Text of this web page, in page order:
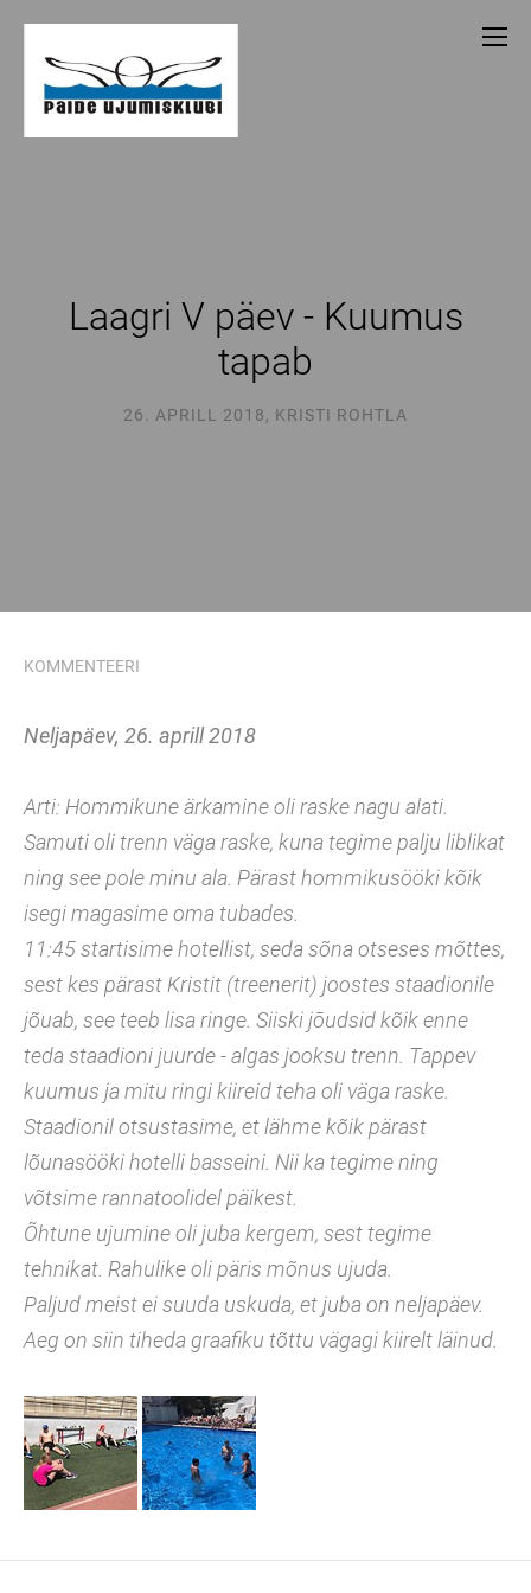
Laagri V päev - Kuumus
tapab
26. APRILL 2018, KRISTI ROHTLA
KOMMENTEERI
Neljapäev, 26. aprill 2018
Arti: Hommikune ärkamine oli raske nagu alati.
Samuti oli trenn väga raske, kuna tegime palju liblikat
ning see pole minu ala. Pärast hommikusööki kõik
isegi magasime oma tubades.
11:45 startisime hotellist, seda sõna otseses mõttes,
sest kes pärast Kristit (treenerit) joostes staadionile
jõuab, see teeb lisa ringe. Siiski jōudsid kõik enne
teda staadioni juurde - algas jooksu trenn. Tappev
kuumus ja mitu ringi kiireid teha oli väga raske.
Staadionil otsustasime, et lähme kõik pärast
lõunasööki hotelli basseini. Nii ka tegime ning
võtsime rannatoolidel päikest.
Õhtune ujumine oli juba kergem, sest tegime
tehnikat. Rahulike oli päris mõnus ujuda.
Paljud meist ei suuda uskuda, et juba on neljapäev.
Aeg on siin tiheda graafiku tõttu vägagi kiirelt läinud.